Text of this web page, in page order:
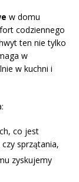
w domu
codziennego
ten nie tylko
w
w kuchni i
co jest
sprzątania,
zyskujemy